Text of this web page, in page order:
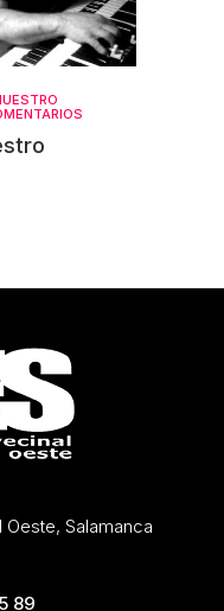
Oeste, Salamanca
89